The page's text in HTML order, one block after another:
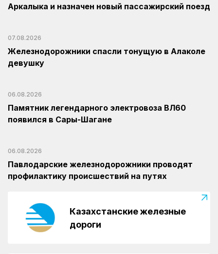
Аркалыка и назначен новый пассажирский поезд
07.08.2026
Железнодорожники спасли тонущую в Алаколе
девушку
06.08.2026
Памятник легендарного электровоза ВЛ60
появился в Сары-Шагане
06.08.2026
Павлодарские железнодорожники проводят
профилактику происшествий на путях
Казахстанские железные
дороги